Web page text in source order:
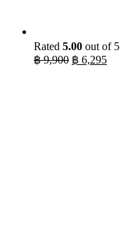
Rated 5.00 out of 5
฿9,900 Original
฿ 6,295Current